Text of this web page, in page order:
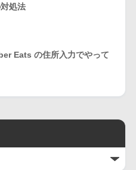
処法
Eats の住所入力でやって